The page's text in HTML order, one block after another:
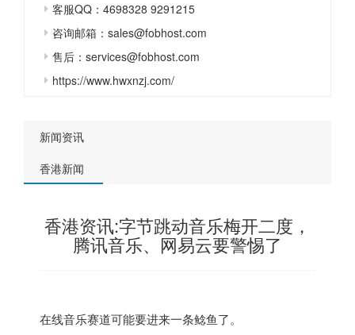
客服QQ：4698328 9291215
咨询邮箱：sales@fobhost.com
售后：services@fobhost.com
https://www.hwxnzj.com/
新闻资讯
香港新闻
香港资讯:字节跳动音乐梅开二度，
腾讯音乐、网易云要警惕了
在线音乐赛道可能要进来一条鲶鱼了。